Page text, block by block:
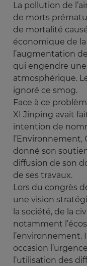
La pollution de
de morts
de mortalité
économique de la
l’augmentation
qui engendre
atmosphérique.
ignoré ce smog.
Face à ce
XI Jinping avait
intention de
l’Environnement,
donné son
diffusion de son
de ses travaux.
Lors du congrès
une vision
la société, de la
notamment
l’environnement.
occasion
l’utilisation des